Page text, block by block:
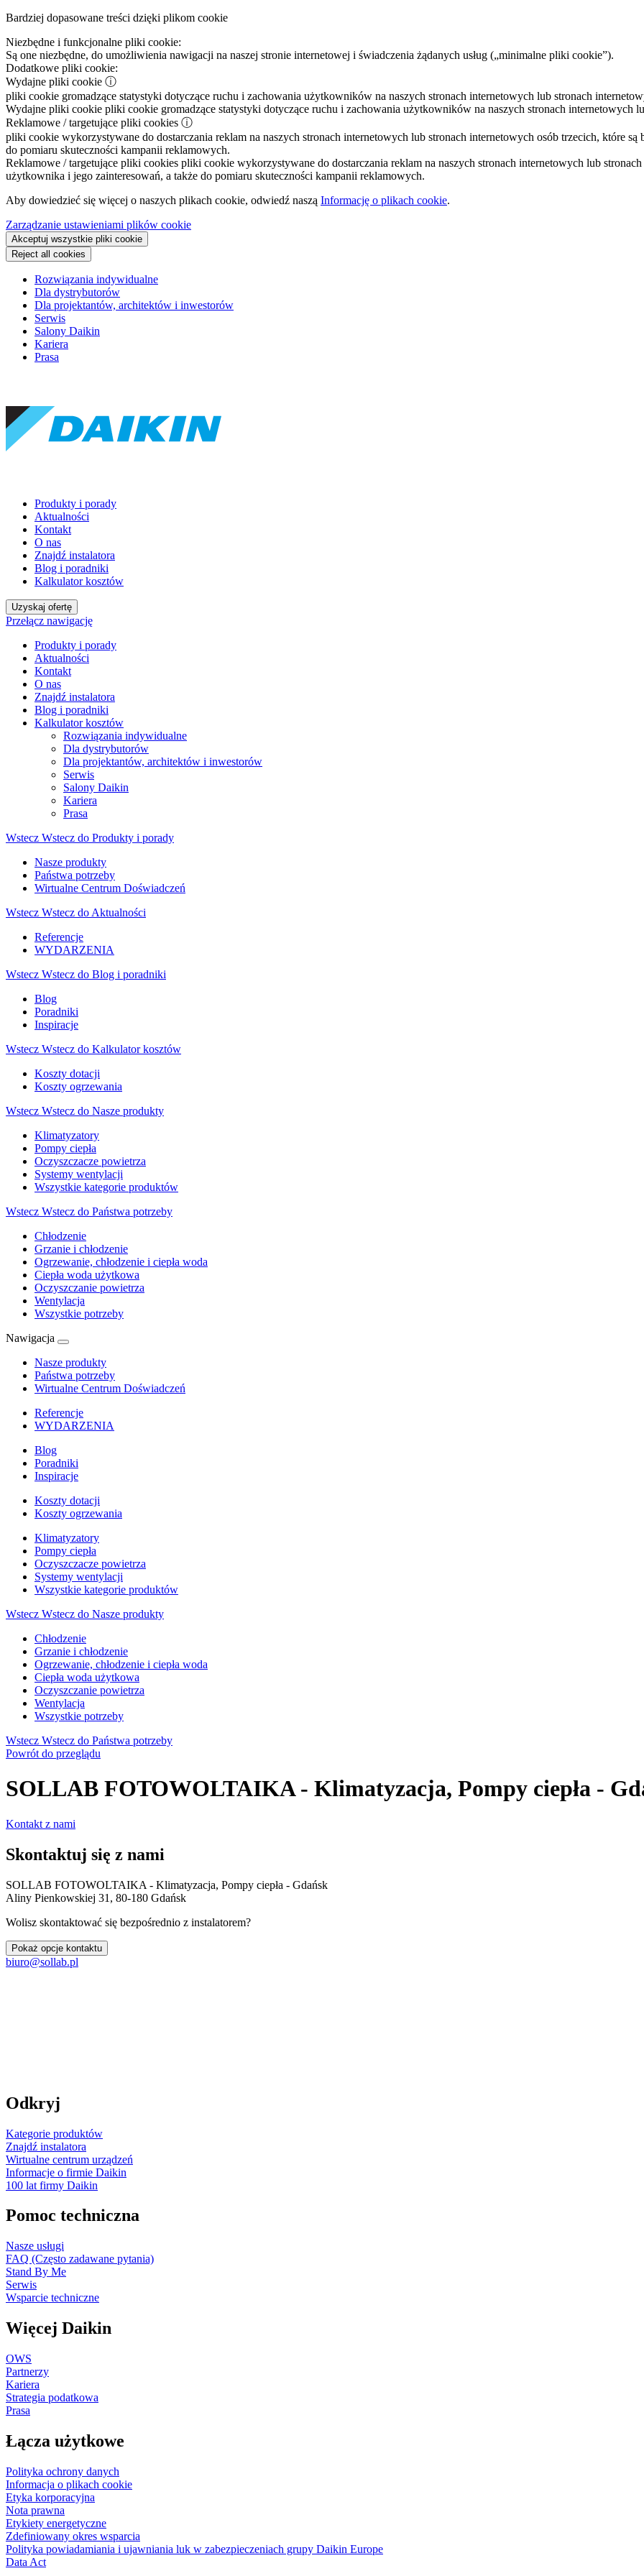
Bardziej dopasowane treści dzięki plikom cookie
Niezbędne i funkcjonalne pliki cookie:
Są one niezbędne, do umożliwienia nawigacji na naszej stronie internetowej i świadczenia żądanych usług („minimalne pliki cookie”).
Dodatkowe pliki cookie:
Wydajne pliki cookie ⓘ
pliki cookie gromadzące statystyki dotyczące ruchu i zachowania użytkowników na naszych stronach internetowych lub stronach
Wydajne pliki cookie pliki cookie gromadzące statystyki dotyczące ruchu i zachowania użytkowników na naszych stronach internetowych
Reklamowe / targetujące pliki cookies ⓘ
pliki cookie wykorzystywane do dostarczania reklam na naszych stronach internetowych lub stronach internetowych osób trzecich, które
do pomiaru skuteczności kampanii reklamowych.
Reklamowe / targetujące pliki cookies pliki cookie wykorzystywane do dostarczania reklam na naszych stronach internetowych lub
użytkownika i jego zainteresowań, a także do pomiaru skuteczności kampanii reklamowych.
Aby dowiedzieć się więcej o naszych plikach cookie, odwiedź naszą Informację o plikach cookie.
Zarządzanie ustawieniami plików cookie
Akceptuj wszystkie pliki cookie
Reject all cookies
Rozwiązania indywidualne
Dla dystrybutorów
Dla projektantów, architektów i inwestorów
Serwis
Salony Daikin
Kariera
Prasa
Produkty i porady
Aktualności
Kontakt
O nas
Znajdź instalatora
Blog i poradniki
Kalkulator kosztów
Uzyskaj ofertę
Przełącz nawigację
Produkty i porady
Aktualności
Kontakt
O nas
Znajdź instalatora
Blog i poradniki
Kalkulator kosztów
Rozwiązania indywidualne
Dla dystrybutorów
Dla projektantów, architektów i inwestorów
Serwis
Salony Daikin
Kariera
Prasa
Wstecz Wstecz do Produkty i porady
Nasze produkty
Państwa potrzeby
Wirtualne Centrum Doświadczeń
Wstecz Wstecz do Aktualności
Referencje
WYDARZENIA
Wstecz Wstecz do Blog i poradniki
Blog
Poradniki
Inspiracje
Wstecz Wstecz do Kalkulator kosztów
Koszty dotacji
Koszty ogrzewania
Wstecz Wstecz do Nasze produkty
Klimatyzatory
Pompy ciepła
Oczyszczacze powietrza
Systemy wentylacji
Wszystkie kategorie produktów
Wstecz Wstecz do Państwa potrzeby
Chłodzenie
Grzanie i chłodzenie
Ogrzewanie, chłodzenie i ciepła woda
Ciepła woda użytkowa
Oczyszczanie powietrza
Wentylacja
Wszystkie potrzeby
Nawigacja
Nasze produkty
Państwa potrzeby
Wirtualne Centrum Doświadczeń
Referencje
WYDARZENIA
Blog
Poradniki
Inspiracje
Koszty dotacji
Koszty ogrzewania
Klimatyzatory
Pompy ciepła
Oczyszczacze powietrza
Systemy wentylacji
Wszystkie kategorie produktów
Wstecz Wstecz do Nasze produkty
Chłodzenie
Grzanie i chłodzenie
Ogrzewanie, chłodzenie i ciepła woda
Ciepła woda użytkowa
Oczyszczanie powietrza
Wentylacja
Wszystkie potrzeby
Wstecz Wstecz do Państwa potrzeby
Powrót do przeglądu
SOLLAB FOTOWOLTAIKA - Klimatyzacja, Pompy ciepła -
Kontakt z nami
Skontaktuj się z nami
SOLLAB FOTOWOLTAIKA - Klimatyzacja, Pompy ciepła - Gdańsk
Aliny Pienkowskiej 31, 80-180 Gdańsk
Wolisz skontaktować się bezpośrednio z instalatorem?
Pokaż opcje kontaktu
biuro@sollab.pl
Odkryj
Kategorie produktów
Znajdź instalatora
Wirtualne centrum urządzeń
Informacje o firmie Daikin
100 lat firmy Daikin
Pomoc techniczna
Nasze usługi
FAQ (Często zadawane pytania)
Stand By Me
Serwis
Wsparcie techniczne
Więcej Daikin
OWS
Partnerzy
Kariera
Strategia podatkowa
Prasa
Łącza użytkowe
Polityka ochrony danych
Informacja o plikach cookie
Etyka korporacyjna
Nota prawna
Etykiety energetyczne
Zdefiniowany okres wsparcia
Polityka powiadamiania i ujawniania luk w zabezpieczeniach grupy Daikin Europe
Data Act